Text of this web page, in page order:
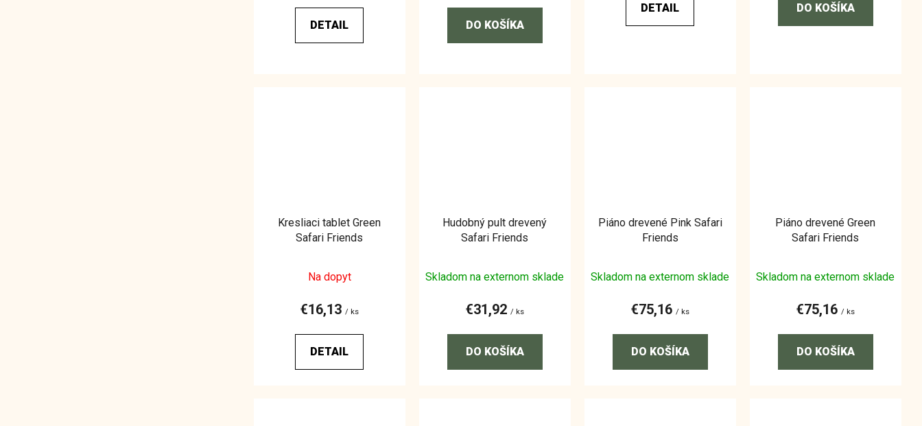
DETAIL DO KOŠÍKA
DETAIL DO KOŠÍKA
Kresliaci tablet Green
Safari Friends
Na dopyt
€16,13/ ks
DETAIL
Hudobný pult drevený
Safari Friends
Skladom na externom sklade
€31,92/ ks
DO KOŠÍKA
Piáno drevené Pink Safari
Friends
Skladom na externom sklade
€75,16/ ks
DO KOŠÍKA
Piáno drevené Green
Safari Friends
Skladom na externom sklade
€75,16/ ks
DO KOŠÍKA